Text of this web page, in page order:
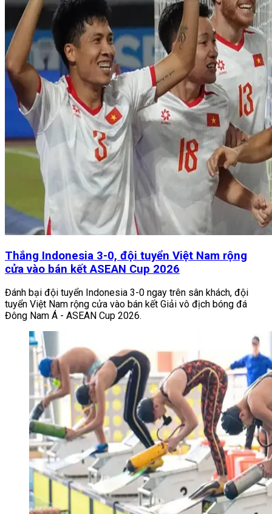
Thắng Indonesia 3-0, đội tuyển Việt Nam rộng
cửa vào bán kết ASEAN Cup 2026
Đánh bại đội tuyển Indonesia 3-0 ngay trên sân khách, đội
tuyển Việt Nam rộng cửa vào bán kết Giải vô địch bóng đá
Đông Nam Á - ASEAN Cup 2026.